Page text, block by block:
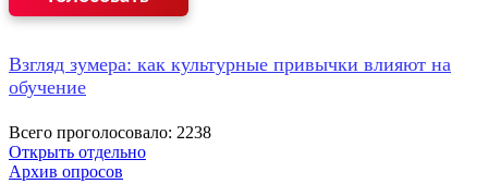
Взгляд зумера: как культурные привычки влияют на
обучение
Всего проголосовало: 2238
Открыть отдельно
Архив опросов